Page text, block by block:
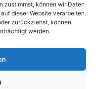
zustimmst, können wir Daten
dieser Website verarbeiten.
zurückziehst, können
werden.